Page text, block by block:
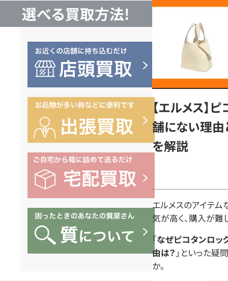
選べる買取方法!
【エルメス】
舗にない理由
を解説
エルメスのアイテ
気が高く、購入が難
「なぜピコタンロッ
由は？ 」といった疑
か。